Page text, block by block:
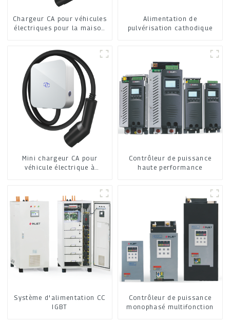
Chargeur CA pour véhicules
électriques pour la maison
Alimentation de
pulvérisation cathodique
Mini chargeur CA pour
véhicule électrique à
Contrôleur de puissance
haute performance
Système d'alimentation CC
IGBT
Contrôleur de puissance
monophasé multifonction